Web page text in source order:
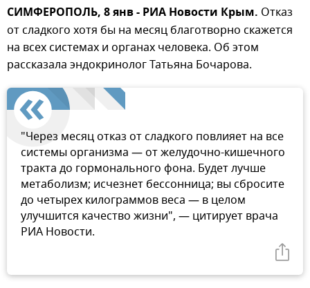
СИМФЕРОПОЛЬ, 8 янв - РИА Новости Крым. Отказ
от сладкого хотя бы на месяц благотворно скажется
на всех системах и органах человека. Об этом
рассказала эндокринолог Татьяна Бочарова.
"Через месяц отказ от сладкого повлияет на все
системы организма — от желудочно-кишечного
тракта до гормонального фона. Будет лучше
метаболизм; исчезнет бессонница; вы сбросите
до четырех килограммов веса — в целом
улучшится качество жизни", — цитирует врача
РИА Новости.